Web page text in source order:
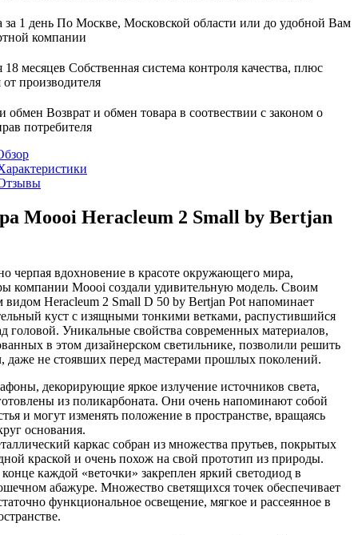
за 1 день По Москве, Московской области или до удобной Вам
компании
18 месяцев Собственная система контроля качества, плюс
от производителя
обмен Возврат и обмен товара в соотвествии с законом о
потребителя
Moooi Heracleum 2 Small by Bertjan
черпая вдохновение в красоте окружающего мира,
компании Moooi создали удивительную модель. Своим
Heracleum 2 Small D 50 by Bertjan Pot напоминает
куст с изящными тонкими ветками, распустившийся
головой. Уникальные свойства современных материалов,
в этом дизайнерском светильнике, позволили решить
даже не стоявших перед мастерами прошлых поколений.
декорирующие яркое излучение источников света,
из поликарбоната. Они очень напоминают собой
и могут изменять положение в пространстве, вращаясь
основания.
каркас собран из множества прутьев, покрытых
краской и очень похож на свой прототип из природы.
каждой «веточки» закреплен яркий светодиод в
абажуре. Множество светящихся точек обеспечивает
функциональное освещение, мягкое и рассеянное в